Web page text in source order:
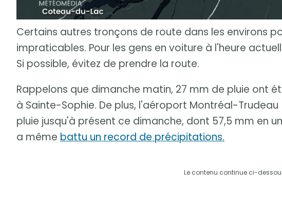
Certains autres tronçons de route dans les environs
impraticables. Pour les gens en voiture à l'heure
Si possible, évitez de prendre la route.
Rappelons que dimanche matin, 27 mm de pluie ont
à Sainte-Sophie. De plus, l'aéroport Montréal-
pluie jusqu'à présent ce dimanche, dont 57,5 mm en
a même battu un record de précipitations.
Le contenu continue ci-